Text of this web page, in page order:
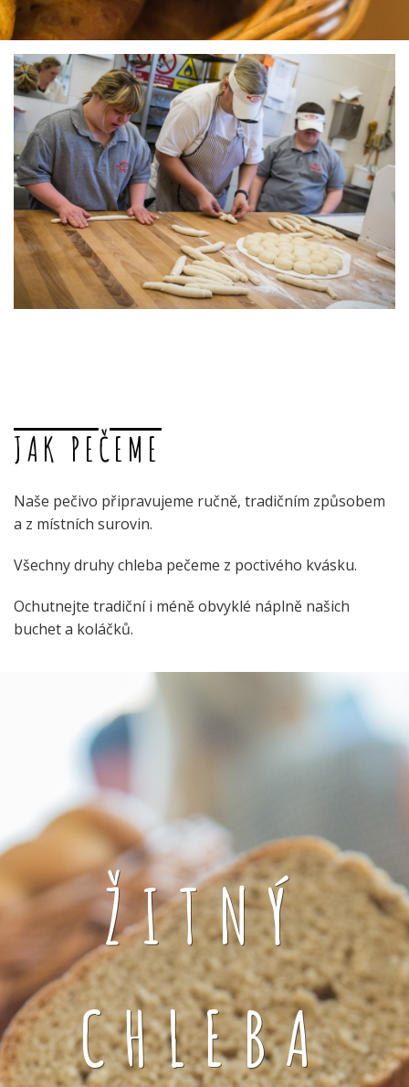
JAK PEČEME
Naše pečivo připravujeme ručně, tradičním způsobem
a z místních surovin.
Všechny druhy chleba pečeme z poctivého kvásku.
Ochutnejte tradiční i méně obvyklé náplně našich
buchet a koláčků.
ŽITNÝ
CHLEBA